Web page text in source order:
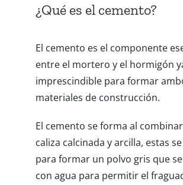
¿Qué es el cemento?
El cemento es el componente
entre el mortero y el hormigón
imprescindible para formar
materiales de construcción.
El cemento se forma al
caliza calcinada y arcilla, estas
para formar un polvo gris que
con agua para permitir el